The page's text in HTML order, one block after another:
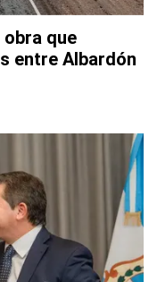
que
entre Albardón